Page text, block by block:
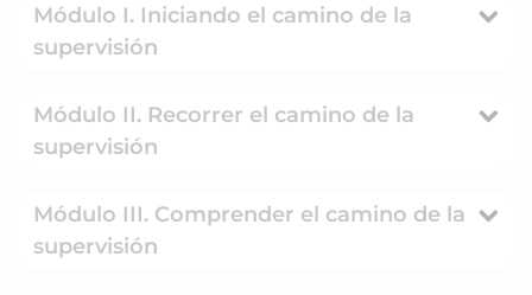
Módulo I. Iniciando el camino de la
supervisión
Módulo II. Recorrer el camino de la
supervisión
Módulo III. Comprender el camino de la
supervisión